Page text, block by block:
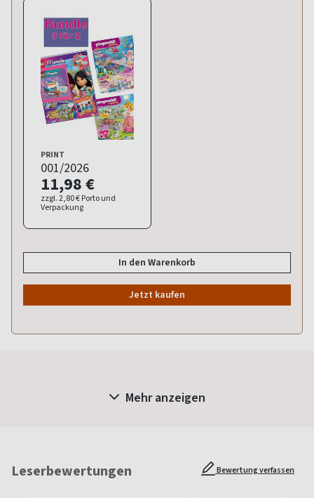
PRINT
001/2026
11,98 €
zzgl. 2,80 € Porto und
Verpackung
In den Warenkorb
Jetzt kaufen
Mehr anzeigen
Leserbewertungen Bewertung verfassen